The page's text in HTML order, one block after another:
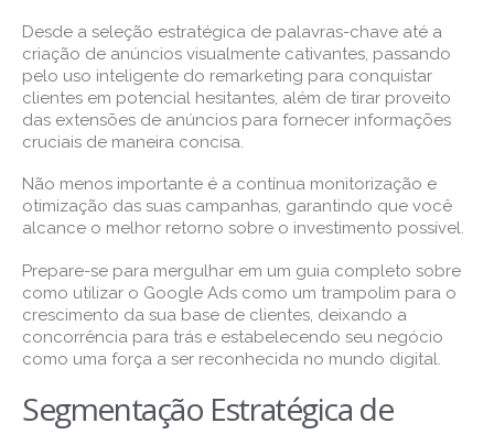
Desde a seleção estratégica de palavras-chave até a
criação de anúncios visualmente cativantes, passando
pelo uso inteligente do remarketing para conquistar
clientes em potencial hesitantes, além de tirar proveito
das extensões de anúncios para fornecer informações
cruciais de maneira concisa.
Não menos importante é a contínua monitorização e
otimização das suas campanhas, garantindo que você
alcance o melhor retorno sobre o investimento possível.
Prepare-se para mergulhar em um guia completo sobre
como utilizar o Google Ads como um trampolim para o
crescimento da sua base de clientes, deixando a
concorrência para trás e estabelecendo seu negócio
como uma força a ser reconhecida no mundo digital.
Segmentação Estratégica de